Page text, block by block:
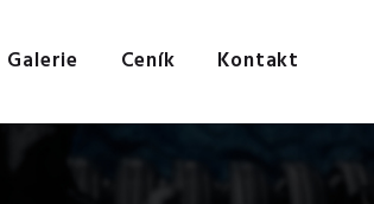
Galerie Ceník Kontakt
Galerie